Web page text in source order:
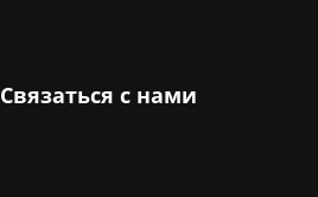
Связаться с нами